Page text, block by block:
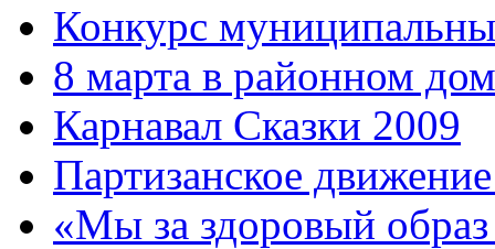
Конкурс
8 марта в районном
Карнавал Сказки 2009
Партизанское
«Мы за здоровый